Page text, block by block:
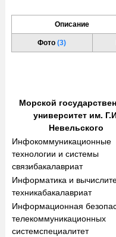
Описание
Фото(3)
Морской
университет им.
Невельского
Инфо­коммуника­ционные
технологии и системы
связибакалавриат
Информатика и
техникабакалавриат
Информационная
телекоммуникационных
системспециалитет